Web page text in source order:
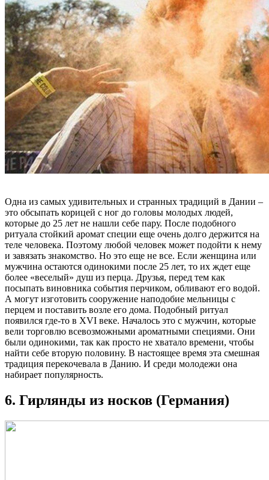
Одна из самых удивительных и странных традиций в Дании –
это обсыпать корицей с ног до головы молодых людей,
которые до 25 лет не нашли себе пару. После подобного
ритуала стойкий аромат специи еще очень долго держится на
теле человека. Поэтому любой человек может подойти к нему
и завязать знакомство. Но это еще не все. Если женщина или
мужчина остаются одинокими после 25 лет, то их ждет еще
более «веселый» душ из перца. Друзья, перед тем как
посыпать виновника события перчиком, обливают его водой.
А могут изготовить сооружение наподобие мельницы с
перцем и поставить возле его дома. Подобный ритуал
появился где-то в XVI веке. Началось это с мужчин, которые
вели торговлю всевозможными ароматными специями. Они
были одинокими, так как просто не хватало времени, чтобы
найти себе вторую половину. В настоящее время эта смешная
традиция перекочевала в Данию. И среди молодежи она
набирает популярность.
6. Гирлянды из носков (Германия)